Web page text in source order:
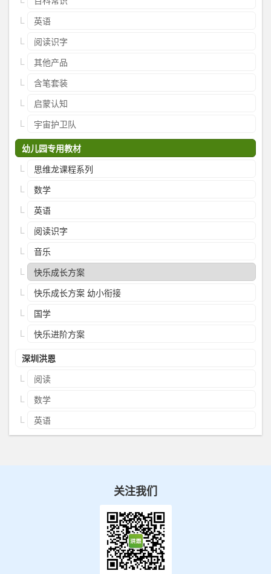
英语
阅读识字
其他产品
含笔套装
启蒙认知
宇宙护卫队
幼儿园专用教材
思维龙课程系列
数学
英语
阅读识字
音乐
快乐成长方案
快乐成长方案 幼小衔接
国学
快乐进阶方案
深圳洪恩
阅读
数学
英语
关注我们